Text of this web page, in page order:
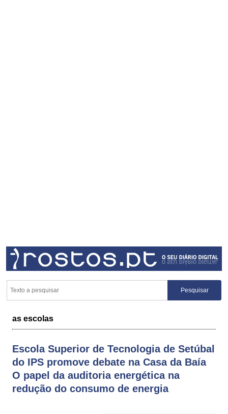
as escolas
Escola Superior de Tecnologia de Setúbal
do IPS promove debate na Casa da Baía
O papel da auditoria energética na
redução do consumo de energia